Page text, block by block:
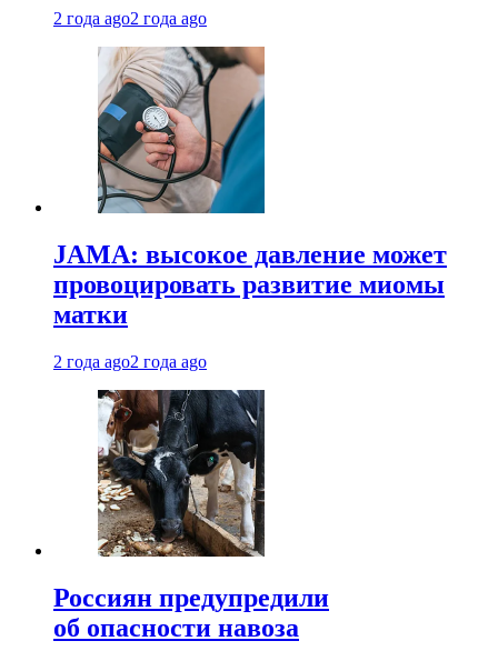
2 года ago2 года ago
JAMA: высокое давление может
провоцировать развитие миомы
матки
2 года ago2 года ago
Россиян предупредили
об опасности навоза